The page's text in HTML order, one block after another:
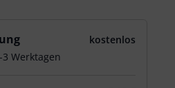
kostenlos
Werktagen